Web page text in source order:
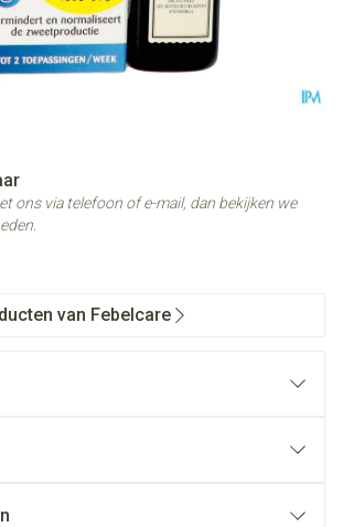
ons via telefoon of e-mail, dan bekijken we
van Febelcare